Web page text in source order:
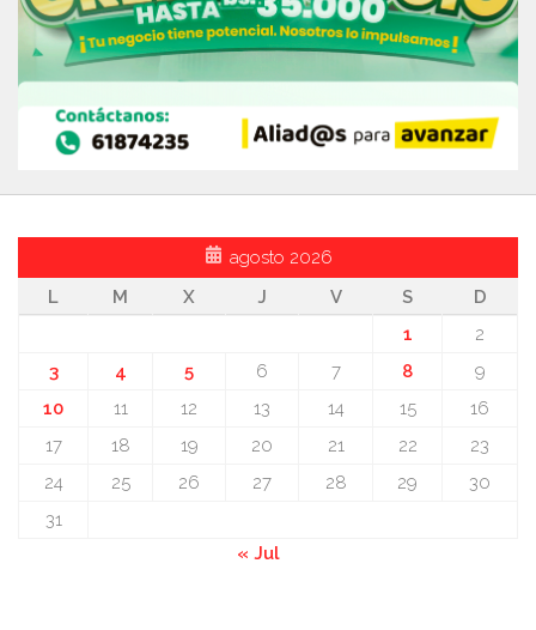
agosto 2026
L
M X J V S
D
1
2
3
4 5 6 7 8
9
10
11 12 13 14 15
16
17
18 19 20 21 22
23
24
25 26 27 28 29
30
31
« Jul